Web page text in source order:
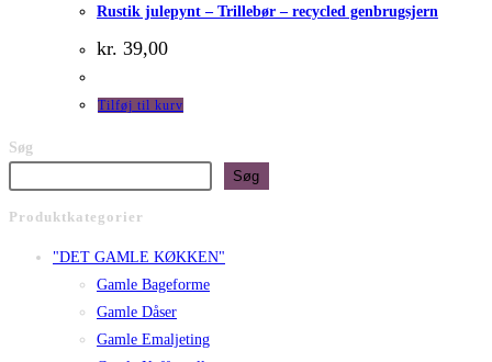
Rustik julepynt – Trillebør – recycled genbrugsjern
kr. 39,00
Tilføj til kurv
Søg
Søg
Produktkategorier
"DET GAMLE KØKKEN"
Gamle Bageforme
Gamle Dåser
Gamle Emaljeting